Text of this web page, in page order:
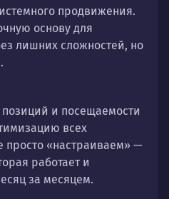
продвижения.
основу для
лишних сложностей, но
и посещаемости
всех
просто «настраиваем» —
работает и
за месяцем.